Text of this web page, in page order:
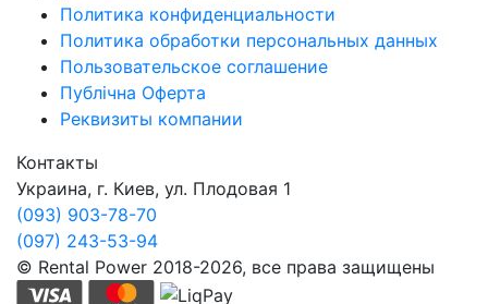
Политика конфиденциальности
Политика обработки персональных данных
Пользовательское соглашение
Публічна Оферта
Реквизиты компании
Контакты
Украина, г. Киев, ул. Плодовая 1
(093) 903-78-70
(097) 243-53-94
© Rental Power 2018-2026, все права защищены